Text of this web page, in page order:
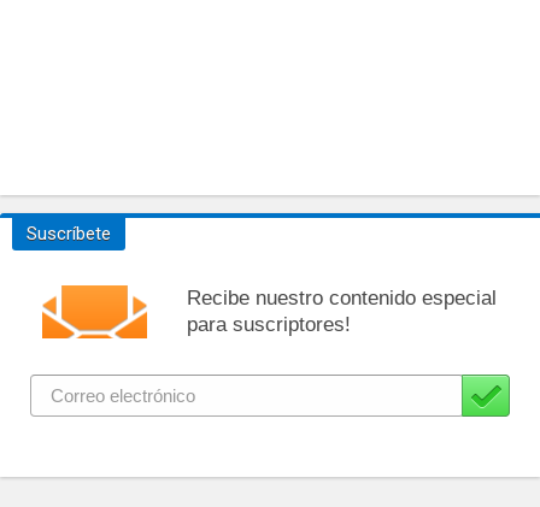
Suscríbete
Recibe nuestro contenido especial
para suscriptores!